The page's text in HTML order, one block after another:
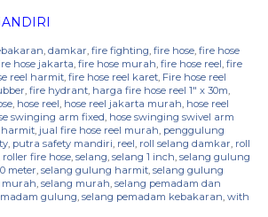
damkar fire fighting fire hose fire hose
hose jakarta fire hose murah fire hose reel fire
reel harmit fire hose reel karet Fire hose reel
fire hydrant harga fire hose reel 1" x 30m
hose reel hose reel jakarta murah hose reel
swinging arm fixed hose swinging swivel arm
harmit jual fire hose reel murah penggulung
putra safety mandiri reel roll selang damkar roll
roller fire hose selang selang 1 inch selang gulung
meter selang gulung harmit selang gulung
murah selang murah selang pemadam dan
gulung selang pemadam kebakaran with